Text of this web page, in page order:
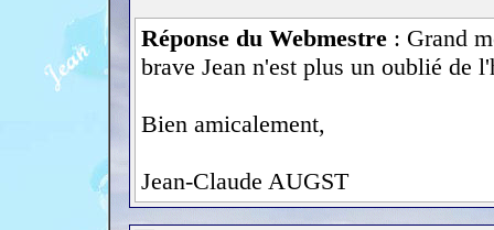
Réponse du Webmestre : Grand
brave Jean n'est plus un oublié de
Bien amicalement,
Jean-Claude AUGST